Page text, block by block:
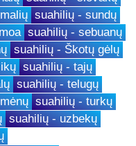
suahilių - sundų
suahilių - sebuanų
suahilių - Škotų gėlų
suahilių - tajų
suahilių - telugų
suahilių - turkų
suahilių - uzbekų